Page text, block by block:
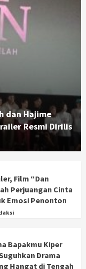
dan Hajime
Resmi Dirilis
Film “Dan
Perjuangan Cinta
Emosi Penonton
Bapakmu Kiper
Drama
Hangat di Tengah